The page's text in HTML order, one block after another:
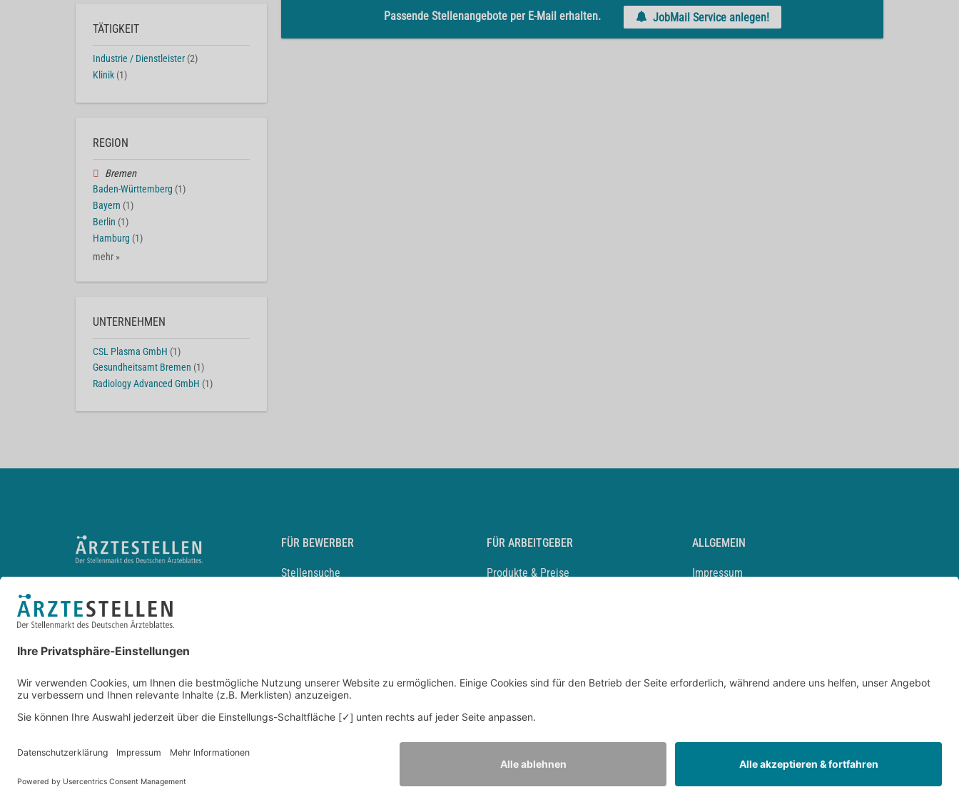
Passende Stellenangebote per E-Mail erhalten. JobMail Service anlegen!
TÄTIGKEIT
Industrie / Dienstleister (2)
Klinik (1)
REGION
Bremen
Baden-Württemberg (1)
Bayern (1)
Berlin (1)
Hamburg (1)
mehr »
UNTERNEHMEN
CSL Plasma GmbH (1)
Gesundheitsamt Bremen (1)
Radiology Advanced GmbH (1)
FÜR BEWERBER
Stellensuche
Durchsuchen Sie den Stellenkatalog
FÜR ARBEITGEBER
Produkte & Preise
ALLGEMEIN
Impressum
Entwickelt durchJOBIQO